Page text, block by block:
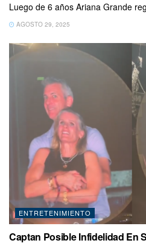
Luego de 6 años Ariana Grande
AGOSTO 29, 2025
ENTRETENIMIENTO
Captan Posible Infidelidad En